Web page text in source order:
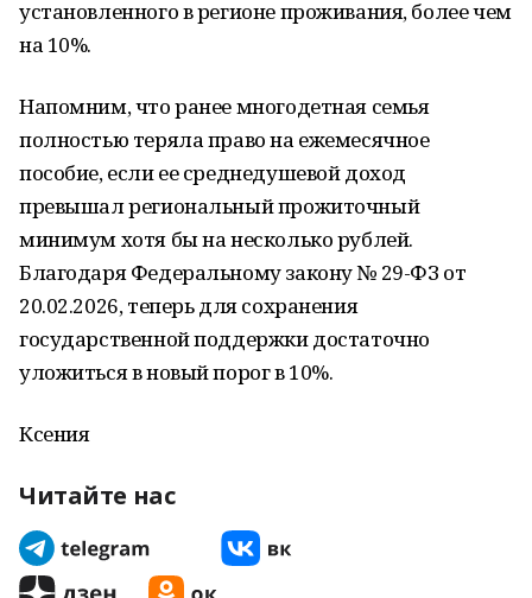
установленного в регионе проживания, более чем
на 10%.
Напомним, что ранее многодетная семья
полностью теряла право на ежемесячное
пособие, если ее среднедушевой доход
превышал региональный прожиточный
минимум хотя бы на несколько рублей.
Благодаря Федеральному закону № 29-ФЗ от
20.02.2026, теперь для сохранения
государственной поддержки достаточно
уложиться в новый порог в 10%.
Ксения
Читайте нас